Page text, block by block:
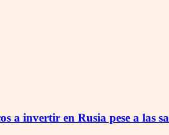
a invertir en Rusia pese a las